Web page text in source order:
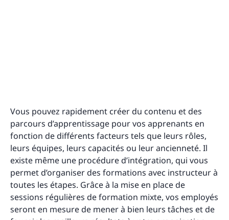
Vous pouvez rapidement créer du contenu et des
parcours d’apprentissage pour vos apprenants en
fonction de différents facteurs tels que leurs rôles,
leurs équipes, leurs capacités ou leur ancienneté. Il
existe même une procédure d’intégration, qui vous
permet d’organiser des formations avec instructeur à
toutes les étapes. Grâce à la mise en place de
sessions régulières de formation mixte, vos employés
seront en mesure de mener à bien leurs tâches et de